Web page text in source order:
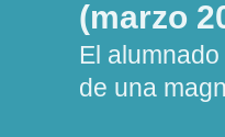
(marzo
El
de una